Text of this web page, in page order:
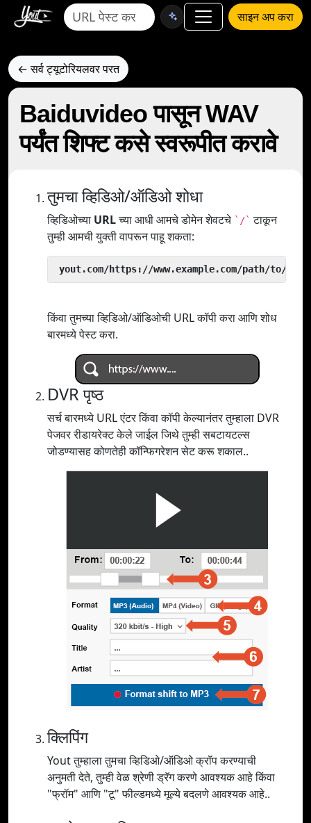
साइन अप करा
← सर्व ट्यूटोरियलवर परत
Baiduvideo पासून WAV
पर्यंत शिफ्ट कसे स्वरूपीत करावे
तुमचा व्हिडिओ/ऑडिओ शोधा
व्हिडिओच्या URLच्या आधी आमचे डोमेन शेवटचे `/` टाकून
तुम्ही आमची युक्ती वापरून पाहू शकता:
yout.com/https://www.example.com/path/to/
किंवा तुमच्या व्हिडिओ/ऑडिओची URL कॉपी करा आणि शोध
बारमध्ये पेस्ट करा.
DVR पृष्ठ
सर्च बारमध्ये URL एंटर किंवा कॉपी केल्यानंतर तुम्हाला DVR
पेजवर रीडायरेक्ट केले जाईल जिथे तुम्ही सबटायटल्स
जोडण्यासह कोणतेही कॉन्फिगरेशन सेट करू शकाल..
क्लिपिंग
Yout तुम्हाला तुमचा व्हिडिओ/ऑडिओ क्रॉप करण्याची
अनुमती देते, तुम्ही वेळ श्रेणी ड्रॅग करणे आवश्यक आहे किंवा
"फ्रॉम" आणि "टू" फील्डमध्ये मूल्ये बदलणे आवश्यक आहे..